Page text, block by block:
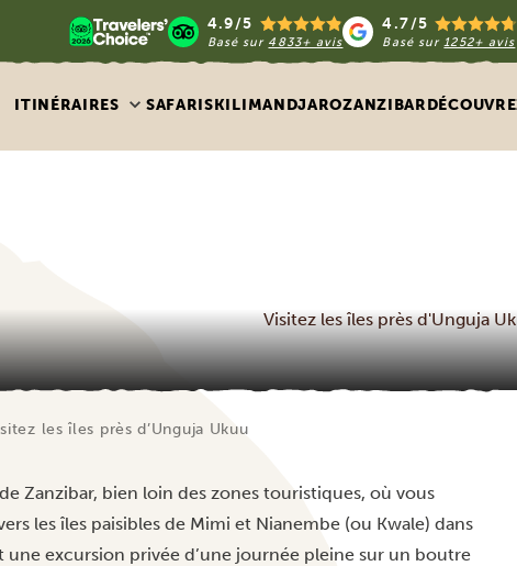
4.9/5
Basé sur 4833+ avis
4.7/5
Basé sur1252+ avis
ITINÉRAIRES SAFARISKILIMANDJAROZANZIBAR
Visitez les îles près d'Unguja
les îles près d’Unguja Ukuu
Zanzibar, bien loin des zones touristiques, où vous
les îles paisibles de Mimi et Nianembe (ou Kwale) dans
une excursion privée d’une journée pleine sur un boutre